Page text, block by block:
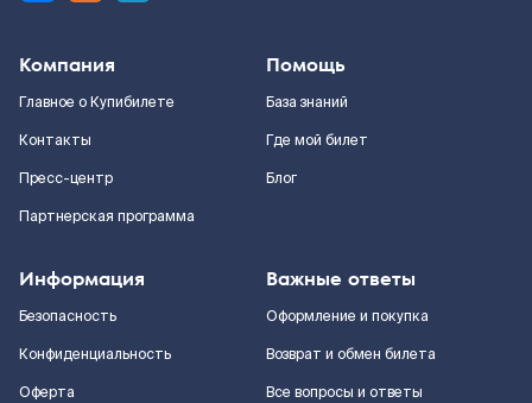
Компания
Главное о Купибилете
Контакты
Пресс-центр
Партнерская программа
Помощь
База знаний
Где мой билет
Блог
Информация
Безопасность
Конфиденциальность
Оферта
Важные ответы
Оформление и покупка
Возврат и обмен билета
Все вопросы и ответы